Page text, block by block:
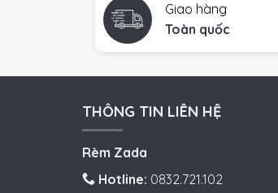
Giao hàng
Toàn quốc
THÔNG TIN LIÊN HỆ
Rèm Zada
Hotline: 0832.721.102